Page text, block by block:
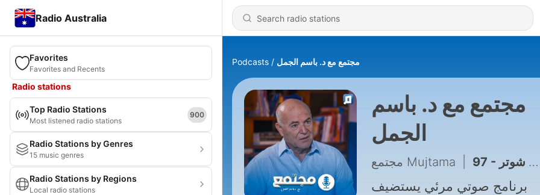
Radio Australia
Favorites
Favorites and Recents
Radio stations
Top Radio Stations
Most listened radio stations
900
Radio Stations by Genres
15 music genres
Radio Stations by Regions
Local radio stations
Podcasts مجتمع مع د. باسم الجمل
مجتمع مع د. باسم
الجمل
مجتمع Mujtama 97 - التوراة تكذب الجغرافية الحالية: أين تقع أرض الميعاد الحقيقية؟ | عمر شوتر
برنامج صوتي مرئي يستضيف